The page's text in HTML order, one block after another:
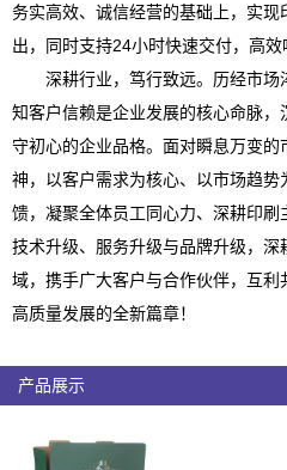
务实高效、诚信经营的基础上，实
出，同时支持24小时快速交付，高效
深耕行业，笃行致远。历经市
知客户信赖是企业发展的核心命脉
守初心的企业品格。面对瞬息万变
神，以客户需求为核心、以市场趋
馈，凝聚全体员工同心力、深耕印
技术升级、服务升级与品牌升级，
域，携手广大客户与合作伙伴，互
高质量发展的全新篇章！
产品展示